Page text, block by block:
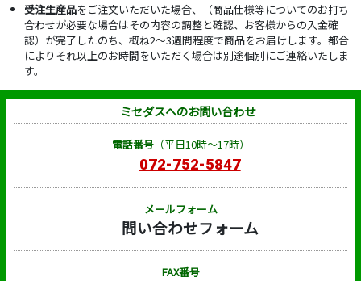
受注生産品をご注文いただいた場合、（商品仕様等についてのお打ち
合わせが必要な場合はその内容の調整と確認、お客様からの入金確
認）が完了したのち、概ね2～3週間程度で商品をお届けします。都合
によりそれ以上のお時間をいただく場合は別途個別にご連絡いたしま
す。
ミセダスへのお問い合わせ
電話番号（平日10時～17時）
072-752-5847
メールフォーム
問い合わせフォーム
FAX番号